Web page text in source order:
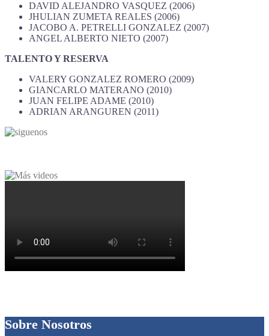
DAVID ALEJANDRO VASQUEZ (2006)
JHULIAN ZUMETA REALES (2006)
JACOBO A. PETRELLI GONZALEZ (2007)
ANGEL ALBERTO NIETO (2007)
TALENTO Y RESERVA
VALERY GONZALEZ ROMERO (2009)
GIANCARLO MATERANO (2010)
JUAN FELIPE ADAME (2010)
ADRIAN ARANGUREN (2011)
Sobre Nosotros